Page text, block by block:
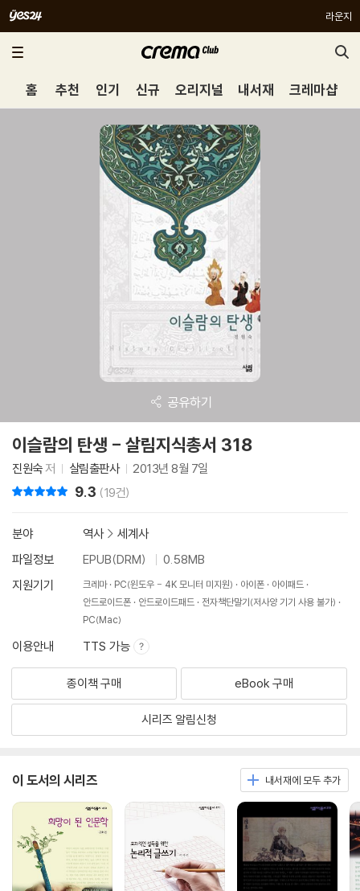
라운지
홈 추천 인기 신규 오리지널 내서재 크레마샵
공유하기
이슬람의 탄생 - 살림지식총서 318
진원숙저 살림출판사 2013년 8월 7일
9.3 (19건)
분야 역사> 세계사
파일정보
EPUB(DRM)
0.58MB
지원기기
크레마 PC(윈도우 - 4K 모니터 미지원) 아이폰
아이패드
안드로이드폰
안드로이드패드
전자책단말기(저사양 기기 사용 불가)
PC(Mac)
이용안내 TTS 가능
종이책 구매 eBook 구매
시리즈 알림신청
이 도서의 시리즈 내서재에 모두 추가